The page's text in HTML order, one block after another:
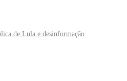
de Lula e desinformação